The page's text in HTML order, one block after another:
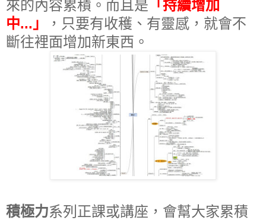
來的內容累積。而且是 「持續增加
中...」
，只要有收穫、有靈感，就會不
斷往裡面增加新東西。
積極力系列正課或講座，會幫大家累積